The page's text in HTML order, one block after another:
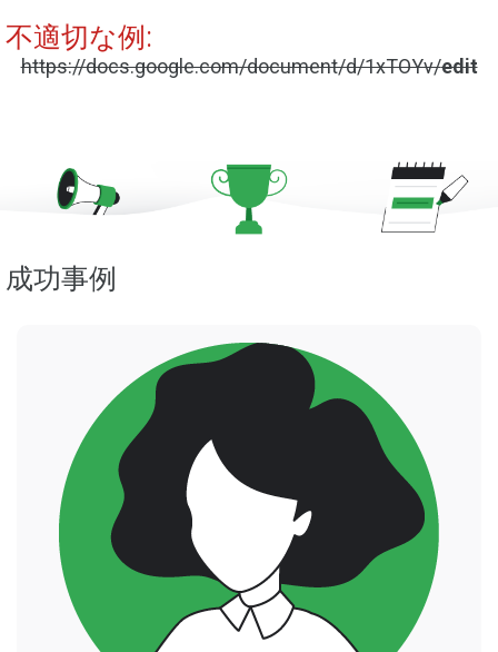
不適切な例:
https://docs.google.com/document/d/1xTOYv/edit
成功事例